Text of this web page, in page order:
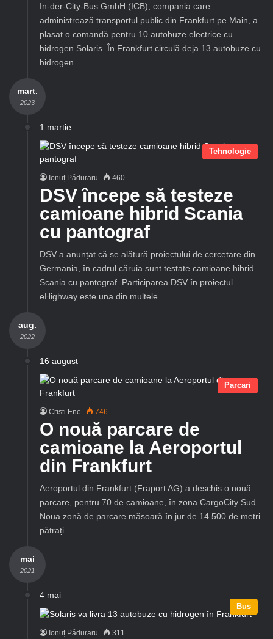
In-der-City-Bus GmbH (ICB), compania care
administrează transportul public din Frankfurt pe Main, a
plasat o comandă pentru 10 autobuze electrice cu
hidrogen Solaris. În Frankfurt circulă deja 13 autobuze cu
hidrogen…
mart.
- 2023 -
1 martie
Tehnologie
Ionuț Păduraru 460
DSV începe să testeze
camioane hibrid Scania
cu pantograf
DSV a anunțat că se alătură proiectului de cercetare din
Germania, în cadrul căruia sunt testate camioane hibrid
Scania cu pantograf. Participarea DSV în proiectul
eHighway este una din multele…
aug.
- 2022 -
16 august
Parcari
Cristi Ene 746
O nouă parcare de
camioane la Aeroportul
din Frankfurt
Aeroportul din Frankfurt (Fraport AG) a deschis o nouă
parcare, pentru 70 de camioane, în zona CargoCity Sud.
Noua zonă de parcare măsoară în jur de 14.500 de metri
pătrați…
mai
- 2021 -
4 mai
Bus
Ionuț Păduraru 311